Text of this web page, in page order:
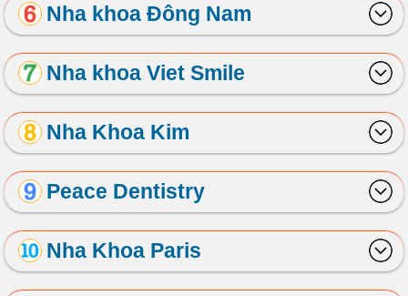
Nha khoa Đông Nam
Nha khoa Viet Smile
Nha Khoa Kim
Peace Dentistry
Nha Khoa Paris